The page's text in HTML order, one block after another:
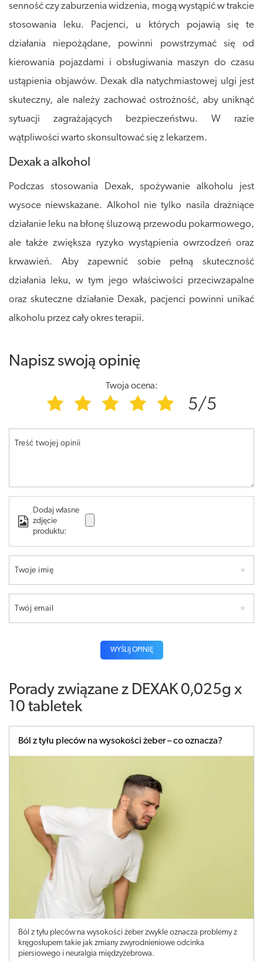
senność czy zaburzenia widzenia, mogą wystąpić w trakcie
stosowania leku. Pacjenci, u których pojawią się te
działania niepożądane, powinni powstrzymać się od
kierowania pojazdami i obsługiwania maszyn do czasu
ustąpienia objawów. Dexak dla natychmiastowej ulgi jest
skuteczny, ale należy zachować ostrożność, aby uniknąć
sytuacji zagrażających bezpieczeństwu. W razie
wątpliwości warto skonsultować się z lekarzem.
Dexak a alkohol
Podczas stosowania Dexak, spożywanie alkoholu jest
wysoce niewskazane. Alkohol nie tylko nasila drażniące
działanie leku na błonę śluzową przewodu pokarmowego,
ale także zwiększa ryzyko wystąpienia owrzodzeń oraz
krwawień. Aby zapewnić sobie pełną skuteczność
działania leku, w tym jego właściwości przeciwzapalne
oraz skuteczne działanie Dexak, pacjenci powinni unikać
alkoholu przez cały okres terapii.
Napisz swoją opinię
Twoja ocena:
5/5
Treść twojej opinii
Dodaj własne
zdjęcie
produktu:
Twoje imię
Twój email
WYŚLIJ OPINIĘ
Porady związane z DEXAK 0,025g x
10 tabletek
Ból z tyłu pleców na wysokości żeber – co oznacza?
Ból z tyłu pleców na wysokości żeber zwykle oznacza problemy z
kręgosłupem takie jak zmiany zwyrodnieniowe odcinka
piersiowego i neuralgia międzyżebrowa.